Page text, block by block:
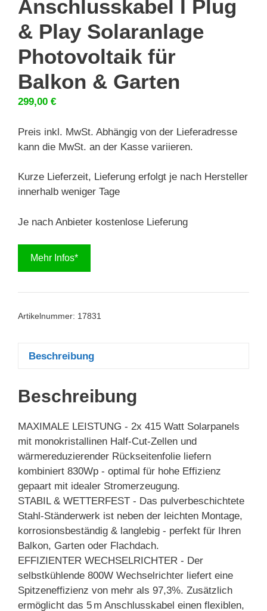
Anschlusskabel I Plug
& Play Solaranlage
Photovoltaik für
Balkon & Garten
299,00 €
Preis inkl. MwSt. Abhängig von der Lieferadresse
kann die MwSt. an der Kasse variieren.
Kurze Lieferzeit, Lieferung erfolgt je nach Hersteller
innerhalb weniger Tage
Je nach Anbieter kostenlose Lieferung
Mehr Infos*
Artikelnummer: 17831
Beschreibung
Beschreibung
MAXIMALE LEISTUNG - 2x 415 Watt Solarpanels
mit monokristallinen Half-Cut-Zellen und
wärmereduzierender Rückseitenfolie liefern
kombiniert 830Wp - optimal für hohe Effizienz
gepaart mit idealer Stromerzeugung.
STABIL & WETTERFEST - Das pulverbeschichtete
Stahl-Ständerwerk ist neben der leichten Montage,
korrosionsbeständig & langlebig - perfekt für Ihren
Balkon, Garten oder Flachdach.
EFFIZIENTER WECHSELRICHTER - Der
selbstkühlende 800W Wechselrichter liefert eine
Spitzeneffizienz von mehr als 97,3%. Zusätzlich
ermöglicht das 5 m Anschlusskabel einen flexiblen,